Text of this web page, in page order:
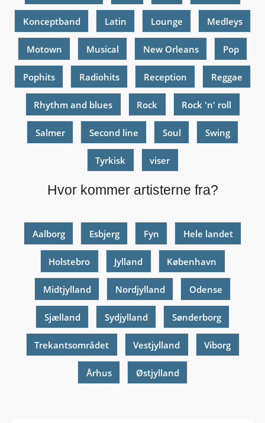
Konceptband Latin Lounge Medleys
Motown Musical New Orleans Pop
Pophits Radiohits Reception Reggae
Rhythm and blues Rock Rock 'n' roll
Salmer Second line Soul Swing
Tyrkisk viser
Hvor kommer artisterne fra?
Aalborg Esbjerg Fyn Hele landet
Holstebro Jylland København
Midtjylland Nordjylland Odense
Sjælland Sydjylland Sønderborg
Trekantsområdet Vestjylland Viborg
Århus Østjylland